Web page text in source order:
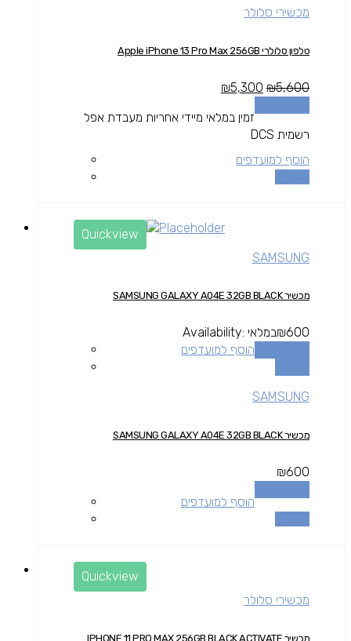
מכשירי סלולר
טלפון סלולרי Apple iPhone 13 Pro Max 256GB
₪5,600
₪5,300
זמין במלאי מיידי אחריות מעבדת אפל
רשמית DCS
הוסף למועדפים
Quickview
SAMSUNG
מכשיר SAMSUNG GALAXY A04E 32GB BLACK
₪600
Availability: במלאי
הוסף למועדפים
SAMSUNG
מכשיר SAMSUNG GALAXY A04E 32GB BLACK
₪600
הוסף למועדפים
Quickview
מכשירי סלולר
מכשיר IPHONE 11 PRO MAX 256GB BLACK ACTIVATE